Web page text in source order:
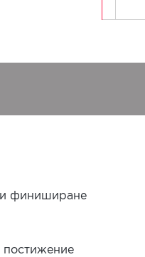
финиширане
постижение